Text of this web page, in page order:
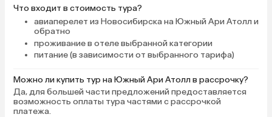
дверью в ванной бельё почти
высушивалось. Завтраки
однообразные. А вот ужины по-
домашнему вкусные. Как будто
пришли в гости, и нас угощают.
десерт. Если что-то острое,
приносили дочке наггетсы, пару
раз. Рыба понравилась, большая,
Что входит в стоимость тура?
авиаперелет из Новосибирска на Южный Ари Атолл и
обратно
проживание в отеле выбранной категории
питание (в зависимости от выбранного тарифа)
Можно ли купить тур на Южный Ари Атолл в рассрочку?
Да, для большей части предложений предоставляется
возможность оплаты тура частями с рассрочкой
платежа.